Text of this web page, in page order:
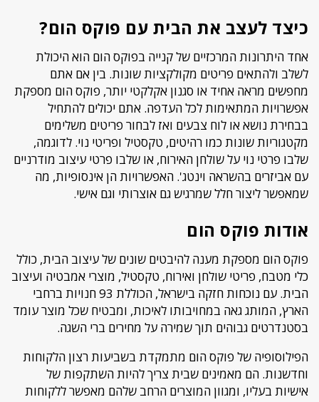
כיצד לעצב את הבית עם פוקס הום?
אחד היתרונות המרכזיים של קנייה בפוקס הום הוא היכולת
לשלב ולהתאים פריטים מקולקציות שונות. בין אם אתם
מחפשים מראה אחיד או סגנון אקלקטי יותר, פוקס הום מספקת
אפשרויות המתאימות לכל העדפה. אתם יכולים להתחיל
בבחירת נושא או לוח צבעים ואז לבחור פריטים משלימים
מקטגוריות שונות כמו רהיטים, טקסטיל ופריטי נוי. לדוגמה,
שלבו פרטי נוי על שולחן האירוח, או שלבו פרטי עיצוב מודרניים
עם אביזרים בהשראה וינטג'. האפשרויות הן אינסופיות, מה
שמאפשר ליצור חלל שמרגיש גם אוצרותי וגם אישי.
אודות פוקס הום
פוקס הום מספקת מענה להיבטים שונים של עיצוב הבית, כולל
כלי מטבח, פריטי שולחן ואירוח, טקסטיל, מוצרי אמבטיה ועיצוב
הבית. עם נוכחות חזקה בישראל, הכוללת 93 חנויות ברחבי
הארץ, המותג גאה במחויבותו לאיכות, ומבטיח שכל מוצר עומד
בסטנדרטים גבוהים תוך שמירה על מחירים ברי השגה.
הפילוסופיה של פוקס הום מתמקדת בשביעות רצון הלקוחות
וחדשנות. הם מאמינים שבית צריך להיות השתקפות של
אישיות בעליו, ומגוון המוצרים הרחב שלהם מאפשר ללקוחות